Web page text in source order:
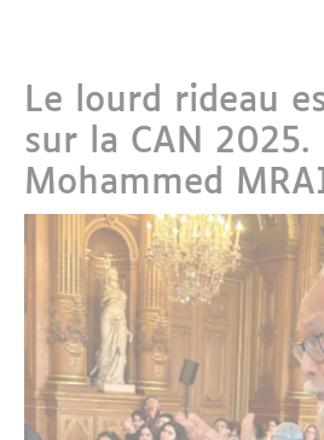
Le lourd rideau
sur la CAN 2025.
Mohammed